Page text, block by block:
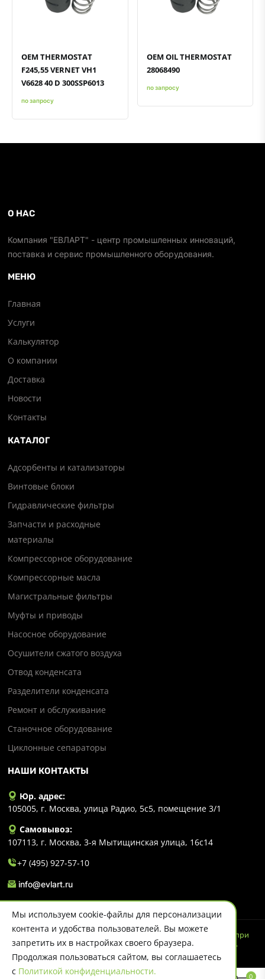
0
Быстрый просмотрДобавить к сравнению
Добавить в избранное
OEM THERMOSTAT
F245,55 VERNET VH1
V6628 40 D 300SSP6013
по запросу
Быстрый просмотрДобавить к сравнению
Добавить в избранное
OEM OIL THERMOSTAT
28068490
по запросу
О НАС
Компания "ЕВЛАРТ" - центр промышленных инноваций,
поставка и сервис промышленного оборудования.
МЕНЮ
Главная
Услуги
Калькулятор
О компании
Доставка
Новости
Контакты
КАТАЛОГ
Адсорбенты и катализаторы
Винтовые блоки
Гидравлические фильтры
Запчасти и расходные
материалы
Компрессорное оборудование
Компрессорные масла
Магистральные фильтры
Муфты и приводы
Насосное оборудование
Осушители сжатого воздуха
Отвод конденсата
Разделители конденсата
Ремонт и обслуживание
Станочное оборудование
Циклонные сепараторы
НАШИ КОНТАКТЫ
Юр. адрес:
105005, г. Москва, улица Радио, 5с5, помещение 3/1
Самовывоз:
107113, г. Москва, 3-я Мытищинская улица, 16с14
+7 (495) 927-57-10
info@evlart.ru
© 2026 Evlart. Сайт несет информационный характер и ни при
каких обстоятельствах не является публичной офертой.
Политика конфиденциальности
Мы используем cookie-файлы для персонализации
контента и удобства пользователей. Вы можете
запретить их в настройках своего браузера.
Продолжая пользоваться сайтом, вы соглашаетесь
с Политикой конфиденциальности.